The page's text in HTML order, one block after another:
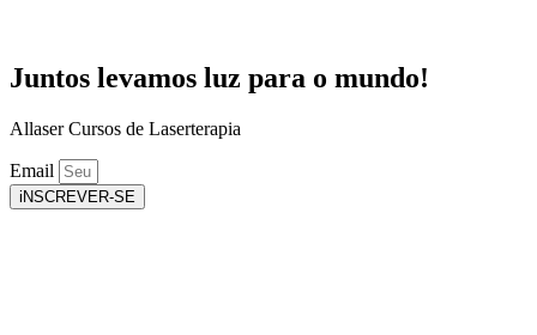
Juntos levamos luz para o mundo!
Allaser Cursos de Laserterapia
Email
iNSCREVER-SE